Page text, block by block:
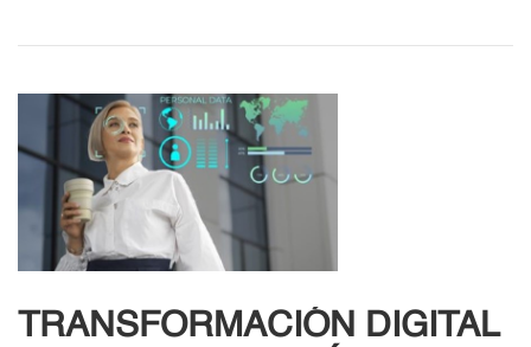
TRANSFORMACIÓN DIGITAL